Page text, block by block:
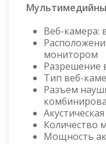
Веб-камера:
монитором
Разрешение
Тип веб-
Разъем
Количество
Мощность